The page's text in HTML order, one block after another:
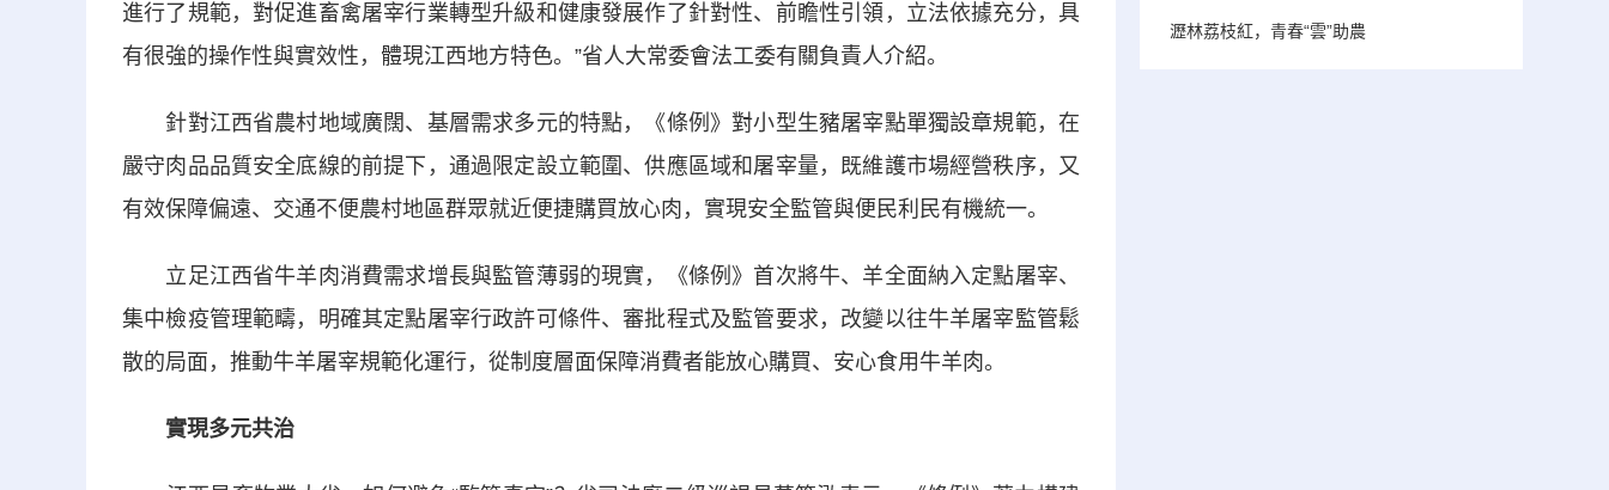
進行了規範，對促進畜禽屠宰行業轉型升級和健康發展作了針對性、前瞻性引領，立法依據充分，具
有很強的操作性與實效性，體現江西地方特色。”省人大常委會法工委有關負責人介紹。
針對江西省農村地域廣闊、基層需求多元的特點，《條例》對小型生豬屠宰點單獨設章規範，在
嚴守肉品品質安全底線的前提下，通過限定設立範圍、供應區域和屠宰量，既維護市場經營秩序，又
有效保障偏遠、交通不便農村地區群眾就近便捷購買放心肉，實現安全監管與便民利民有機統一。
立足江西省牛羊肉消費需求增長與監管薄弱的現實，《條例》首次將牛、羊全面納入定點屠宰、
集中檢疫管理範疇，明確其定點屠宰行政許可條件、審批程式及監管要求，改變以往牛羊屠宰監管鬆
散的局面，推動牛羊屠宰規範化運行，從制度層面保障消費者能放心購買、安心食用牛羊肉。
實現多元共治
瀝林荔枝紅，青春“雲”助農